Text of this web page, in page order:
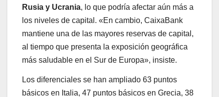
Rusia y Ucrania, lo que podría afectar aún más a
los niveles de capital. «En cambio, CaixaBank
mantiene una de las mayores reservas de capital,
al tiempo que presenta la exposición geográfica
más saludable en el Sur de Europa», insiste.
Los diferenciales se han ampliado 63 puntos
básicos en Italia, 47 puntos básicos en Grecia, 38